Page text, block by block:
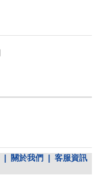
關於我們
客服資訊